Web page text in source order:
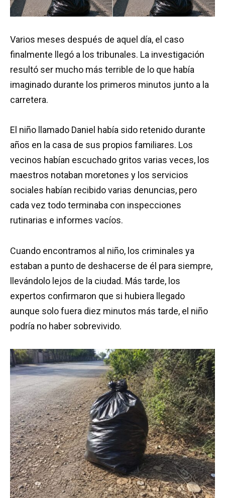
Varios meses después de aquel día, el caso
finalmente llegó a los tribunales. La investigación
resultó ser mucho más terrible de lo que había
imaginado durante los primeros minutos junto a la
carretera.
El niño llamado Daniel había sido retenido durante
años en la casa de sus propios familiares. Los
vecinos habían escuchado gritos varias veces, los
maestros notaban moretones y los servicios
sociales habían recibido varias denuncias, pero
cada vez todo terminaba con inspecciones
rutinarias e informes vacíos.
Cuando encontramos al niño, los criminales ya
estaban a punto de deshacerse de él para siempre,
llevándolo lejos de la ciudad. Más tarde, los
expertos confirmaron que si hubiera llegado
aunque solo fuera diez minutos más tarde, el niño
podría no haber sobrevivido.